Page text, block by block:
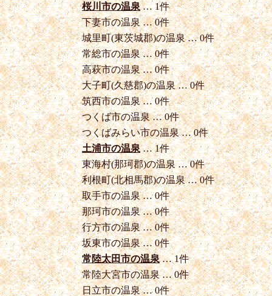
桜川市の温泉… 1件
下妻市の温泉 … 0件
城里町(東茨城郡)の温泉 … 0件
常総市の温泉 … 0件
高萩市の温泉 … 0件
大子町(久慈郡)の温泉 … 0件
筑西市の温泉 … 0件
つくば市の温泉 … 0件
つくばみらい市の温泉 … 0件
土浦市の温泉… 1件
東海村(那珂郡)の温泉 … 0件
利根町(北相馬郡)の温泉 … 0件
取手市の温泉 … 0件
那珂市の温泉 … 0件
行方市の温泉 … 0件
坂東市の温泉 … 0件
常陸太田市の温泉… 1件
常陸大宮市の温泉 … 0件
日立市の温泉 … 0件